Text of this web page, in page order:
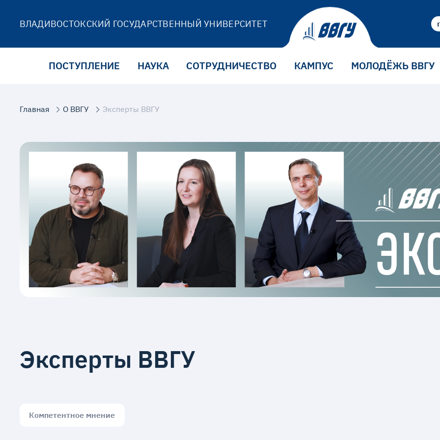
ВЛАДИВОСТОКСКИЙ ГОСУДАРСТВЕННЫЙ УНИВЕРСИТЕТ
ПОСТУПЛЕНИЕ НАУКА СОТРУДНИЧЕСТВО КАМПУС МОЛОДЁЖЬ ВВГУ
Главная О ВВГУ Эксперты ВВГУ
Эксперты ВВГУ
Компетентное мнение